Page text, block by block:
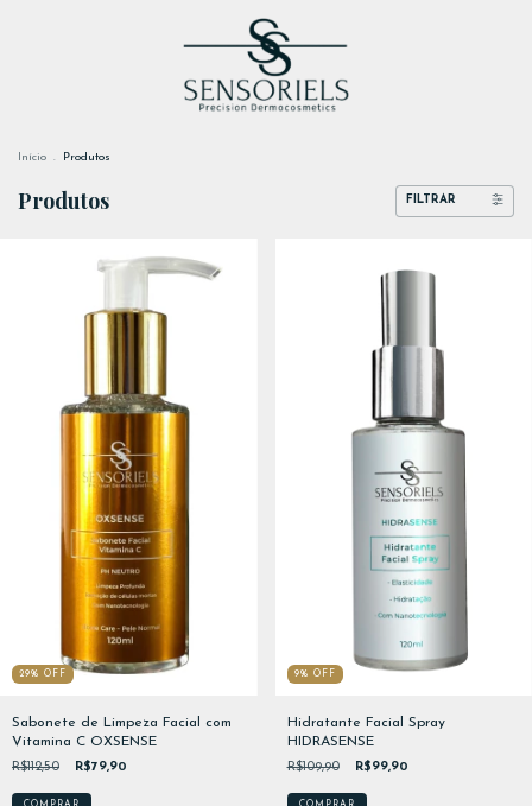
Início . Produtos
Produtos FILTRAR
29% OFF
Sabonete de Limpeza Facial com
Vitamina C OXSENSE
R$112,50 R$79,90
9% OFF
Hidratante Facial Spray
HIDRASENSE
R$109,90 R$99,90